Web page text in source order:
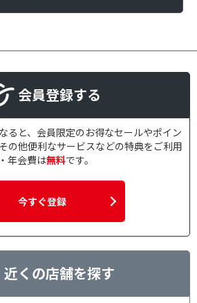
会員登録する
ると、会員限定のお得なセールやポイン
の他便利なサービスなどの特典をご利用
年会費は無料です。
今すぐ登録
近くの店舗を探す